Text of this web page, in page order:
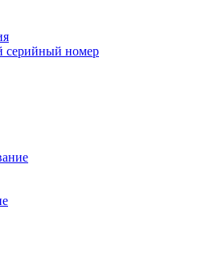
серийный номер